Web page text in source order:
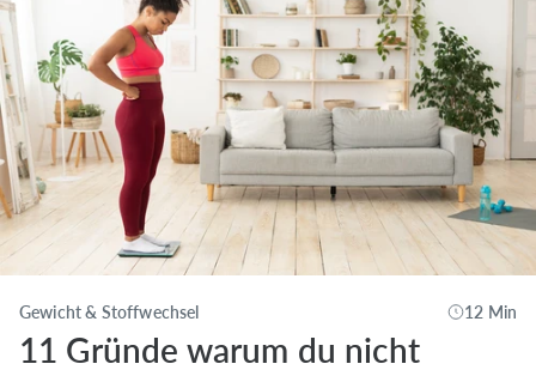
Gewicht & Stoffwechsel 12 Min
11 Gründe warum du nicht